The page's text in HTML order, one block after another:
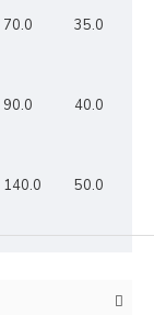
70.0 35.0
90.0 40.0
140.0 50.0